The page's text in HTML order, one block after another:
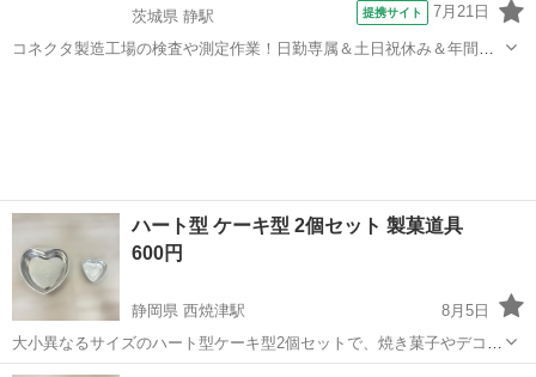
茨城県 静駅
提携サイト 7月21日
コネクタ製造工場の検査や測定作業！日勤専属＆土日祝休み＆年間休
ハート型 ケーキ型 2個セット 製菓道具
600円
静岡県 西焼津駅
8月5日
大小異なるサイズのハート型ケーキ型2個セットで、焼き菓子やデコレ
ーションの幅が広がります。